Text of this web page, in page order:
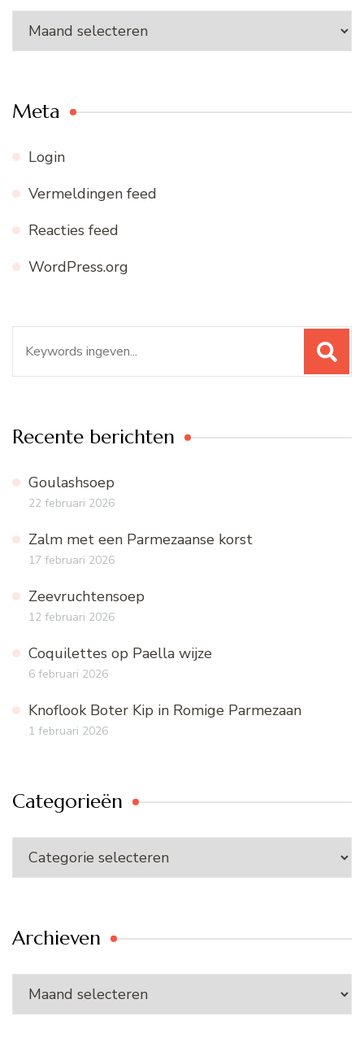
Ons
archief
Meta
Login
Vermeldingen feed
Reacties feed
WordPress.org
naar:
Recente berichten
Goulashsoep
22 februari 2026
Zalm met een Parmezaanse korst
17 februari 2026
Zeevruchtensoep
12 februari 2026
Coquilettes op Paella wijze
6 februari 2026
Knoflook Boter Kip in Romige Parmezaan
1 februari 2026
Categorieën
Categorieën
Archieven
Archieven